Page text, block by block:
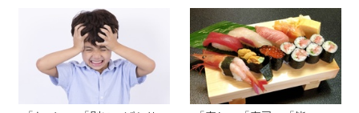
どもも正しい節約、投資方
法を知ってほしい
やすい形に【言語聴覚士 原
先生が伝える世界のインク
ルーシブ教育】